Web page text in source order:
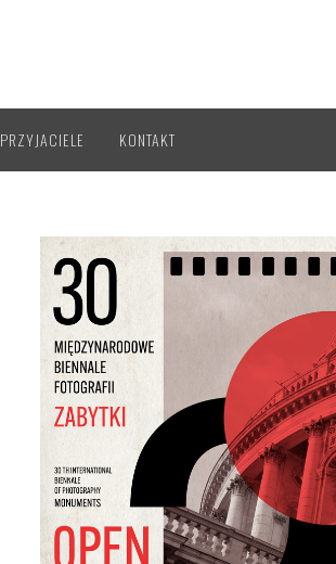
PRZYJACIELE KONTAKT